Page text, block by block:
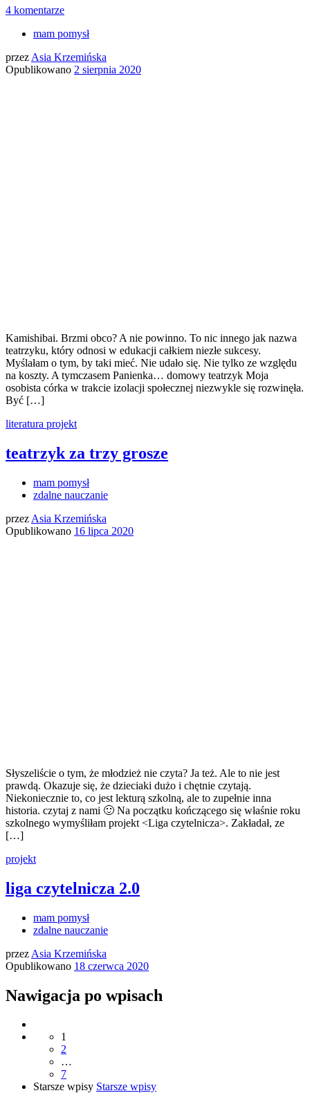
4 komentarze
mam pomysł
przez Asia Krzemińska
Opublikowano 2 sierpnia 2020
Kamishibai. Brzmi obco? A nie powinno. To nic innego jak nazwa
teatrzyku, który odnosi w edukacji całkiem niezłe sukcesy.
Myślałam o tym, by taki mieć. Nie udało się. Nie tylko ze względu
na koszty. A tymczasem Panienka… domowy teatrzyk Moja
osobista córka w trakcie izolacji społecznej niezwykle się rozwinęła.
Być […]
literatura projekt
teatrzyk za trzy grosze
mam pomysł
zdalne nauczanie
przez Asia Krzemińska
Opublikowano 16 lipca 2020
Słyszeliście o tym, że młodzież nie czyta? Ja też. Ale to nie jest
prawdą. Okazuje się, że dzieciaki dużo i chętnie czytają.
Niekoniecznie to, co jest lekturą szkolną, ale to zupełnie inna
historia. czytaj z nami 🙂 Na początku kończącego się właśnie roku
szkolnego wymyśliłam projekt <Liga czytelnicza>. Zakładał, ze
[…]
projekt
liga czytelnicza 2.0
mam pomysł
zdalne nauczanie
przez Asia Krzemińska
Opublikowano 18 czerwca 2020
Nawigacja po wpisach
1
2
…
7
Starsze wpisy Starsze wpisy